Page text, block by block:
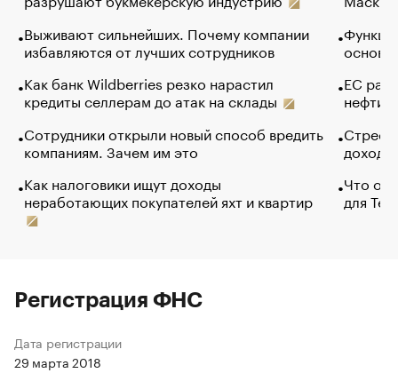
Выживают сильнейших. Почему компании
избавляются от лучших сотрудников
Как банк Wildberries резко нарастил
кредиты селлерам до атак на склады
Сотрудники открыли новый способ вредить
компаниям. Зачем им это
Как налоговики ищут доходы
неработающих покупателей яхт и квартир
основ
ЕС
нефти
Что
для
Регистрация ФНС
Дата регистрации
29 марта 2018